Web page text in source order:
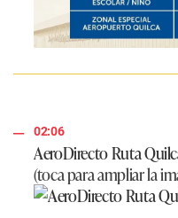
02:06
AeroDirecto Ruta
(toca para ampliar la